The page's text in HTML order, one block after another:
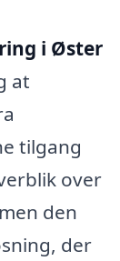
i Øster
at
tilgang
over
den
der